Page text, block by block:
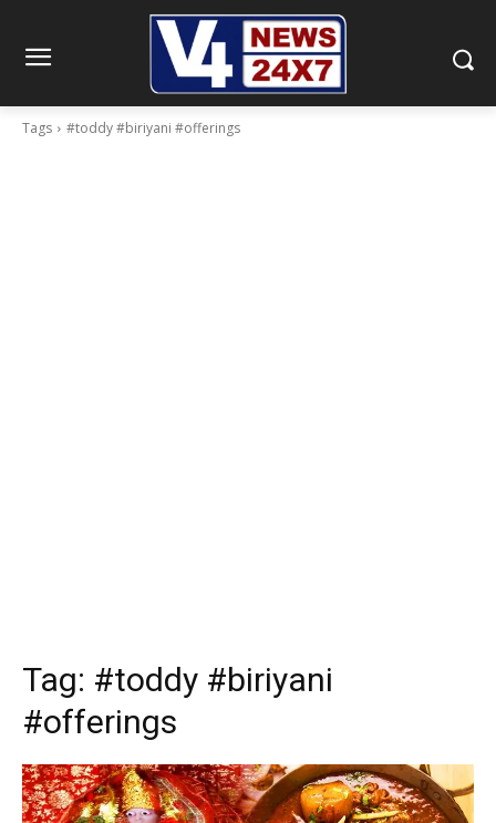
Tags #toddy #biriyani #offerings
Tag: #toddy #biriyani
#offerings